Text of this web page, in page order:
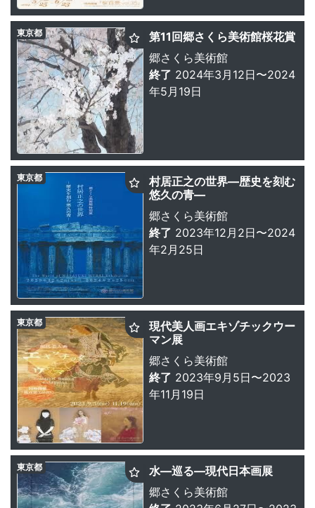
第11回郷さくら美術館桜花賞
郷さくら美術館
終了 2024年3月12日〜2024
年5月19日
東京都
村居正之の世界—歴史を刻む
悠久の青—
郷さくら美術館
終了 2023年12月2日〜2024
年2月25日
東京都
現代美人画エキゾチックウー
マン展
郷さくら美術館
終了 2023年9月5日〜2023
年11月19日
東京都
水—巡る—現代日本画展
郷さくら美術館
東京都